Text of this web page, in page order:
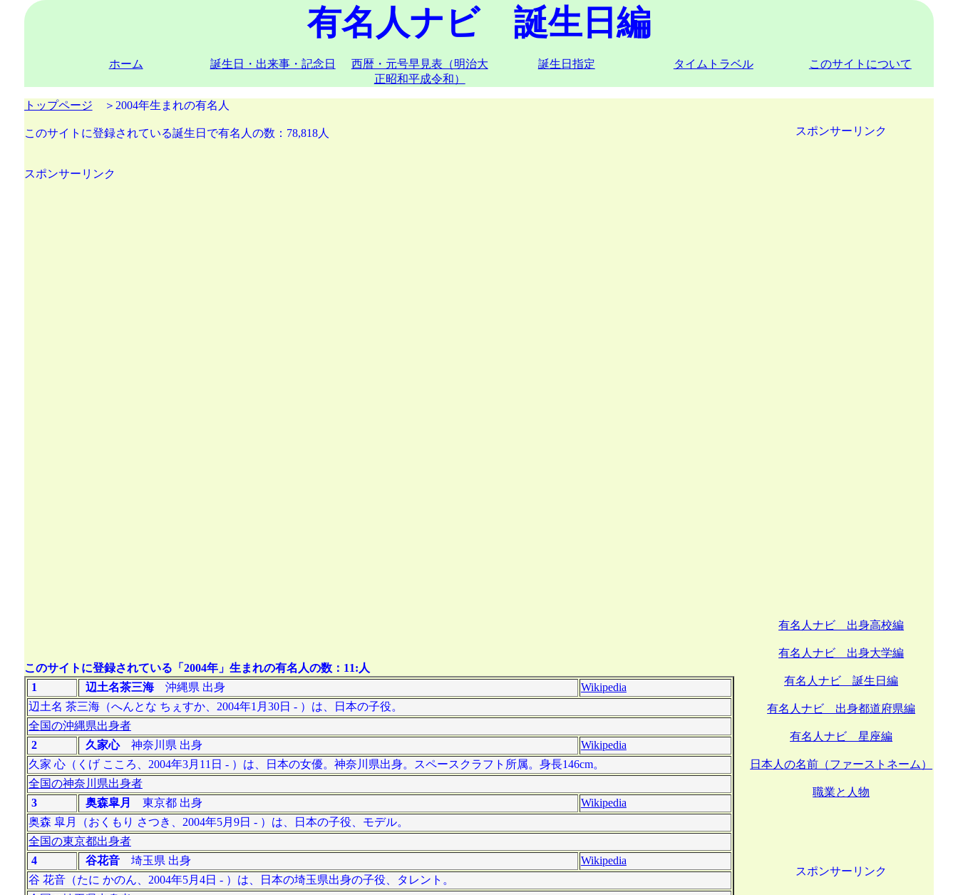
有名人ナビ 誕生日編
ホーム 誕生日・出来事・記念日
西暦・元号早見表（明治大
正昭和平成令和）
誕生日指定 タイムトラベル このサイトについて
トップページ ＞2004年生まれの有名人
このサイトに登録されている誕生日で有名人の数：78,818人
スポンサーリンク
このサイトに登録されている「2004年」生まれの有名人の数：11:人
1
辺土名茶三海沖縄県 出身
Wikipedia
辺土名 茶三海（へんとな ちぇすか、2004年1月30日 - ）は、日本の子役。
全国の沖縄県出身者
2
久家心神奈川県 出身
Wikipedia
久家 心（くげ こころ、2004年3月11日 - ）は、日本の女優。神奈川県出身。スペースクラフト所属。身長146cm。
全国の神奈川県出身者
3
奥森皐月 東京都 出身
Wikipedia
奥森 皐月（おくもり さつき、2004年5月9日 - ）は、日本の子役、モデル。
全国の東京都出身者
4
谷花音埼玉県 出身
Wikipedia
谷 花音（たに かのん、2004年5月4日 - ）は、日本の埼玉県出身の子役、タレント。
スポンサーリンク
有名人ナビ 出身高校編
有名人ナビ 出身大学編
有名人ナビ 誕生日編
有名人ナビ 出身都道府県編
有名人ナビ 星座編
日本人の名前（ファーストネーム）
職業と人物
スポンサーリンク